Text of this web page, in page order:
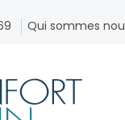
Qui sommes